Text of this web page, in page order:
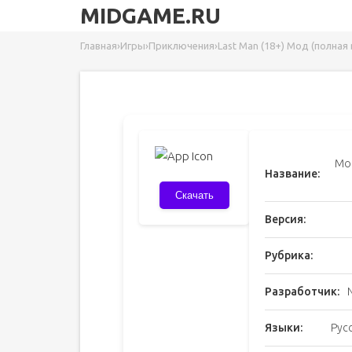
MIDGAME.RU
Главная›Игры›Приключения›Last Man (18+) Мод (полная
Скачать
Название:
Версия:
Рубрика:
Разработчик:
Языки: